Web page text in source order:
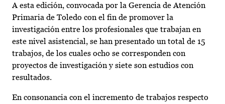
A esta edición, convocada por la Gerencia de Atención
Primaria de Toledo con el fin de promover la
investigación entre los profesionales que trabajan en
este nivel asistencial, se han presentado un total de 15
trabajos, de los cuales ocho se corresponden con
proyectos de investigación y siete son estudios con
resultados.
En consonancia con el incremento de trabajos respecto